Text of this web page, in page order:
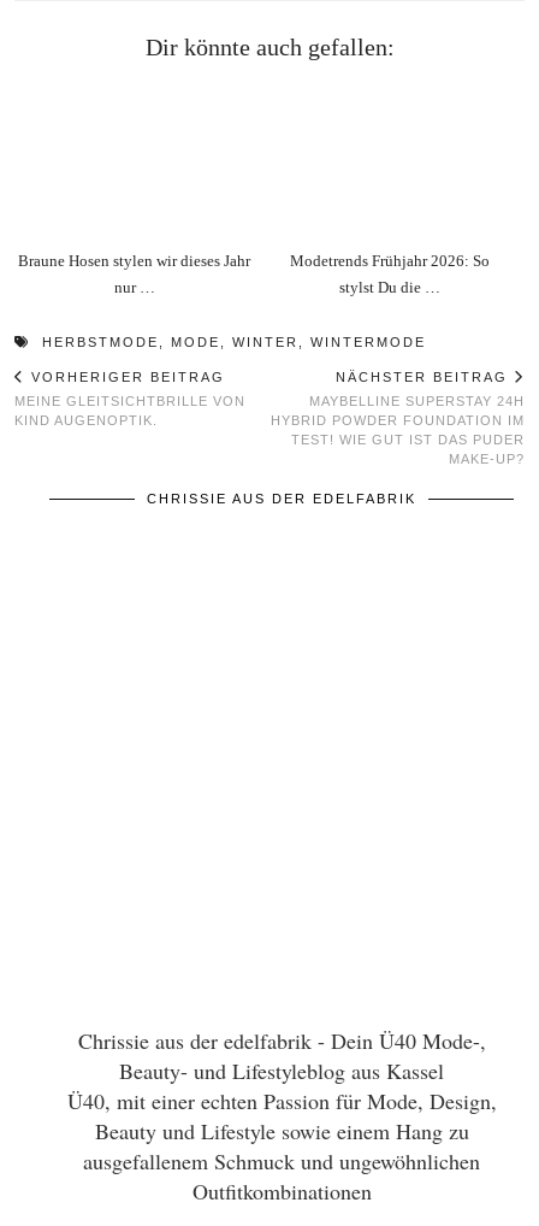
Dir könnte auch gefallen:
Braune Hosen stylen wir dieses Jahr
nur …
Modetrends Frühjahr 2026: So
stylst Du die …
HERBSTMODE MODE WINTER WINTERMODE
VORHERIGER BEITRAG
MEINE GLEITSICHTBRILLE VON
KIND AUGENOPTIK.
NÄCHSTER BEITRAG
MAYBELLINE SUPERSTAY 24H
HYBRID POWDER FOUNDATION IM
TEST! WIE GUT IST DAS PUDER
MAKE-UP?
CHRISSIE AUS DER EDELFABRIK
Chrissie aus der edelfabrik - Dein Ü40 Mode-,
Beauty- und Lifestyleblog aus Kassel
Ü40, mit einer echten Passion für Mode, Design,
Beauty und Lifestyle sowie einem Hang zu
ausgefallenem Schmuck und ungewöhnlichen
Outfitkombinationen